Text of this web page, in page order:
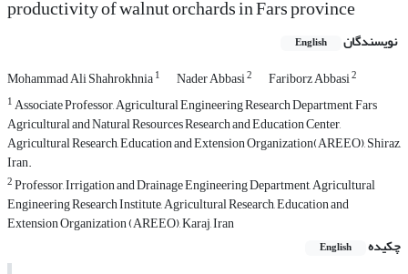
productivity of walnut orchards in Fars province
نویسندگان English
Mohammad Ali Shahrokhnia1 Nader Abbasi2 Fariborz Abbasi2
1Associate Professor, Agricultural Engineering Research Department, Fars
Agricultural and Natural Resources Research and Education Center,
Agricultural Research, Education and Extension Organization(AREEO), Shiraz,
Iran.
2Professor, Irrigation and Drainage Engineering Department, Agricultural
Engineering Research Institute, Agricultural Research, Education and
Extension Organization (AREEO), Karaj, Iran
چکیده
English